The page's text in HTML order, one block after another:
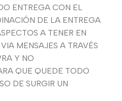
ENTREGA CON EL
DE LA ENTREGA
A TENER EN
MENSAJES A TRAVÉS
Y NO
QUE QUEDE TODO
DE SURGIR UN